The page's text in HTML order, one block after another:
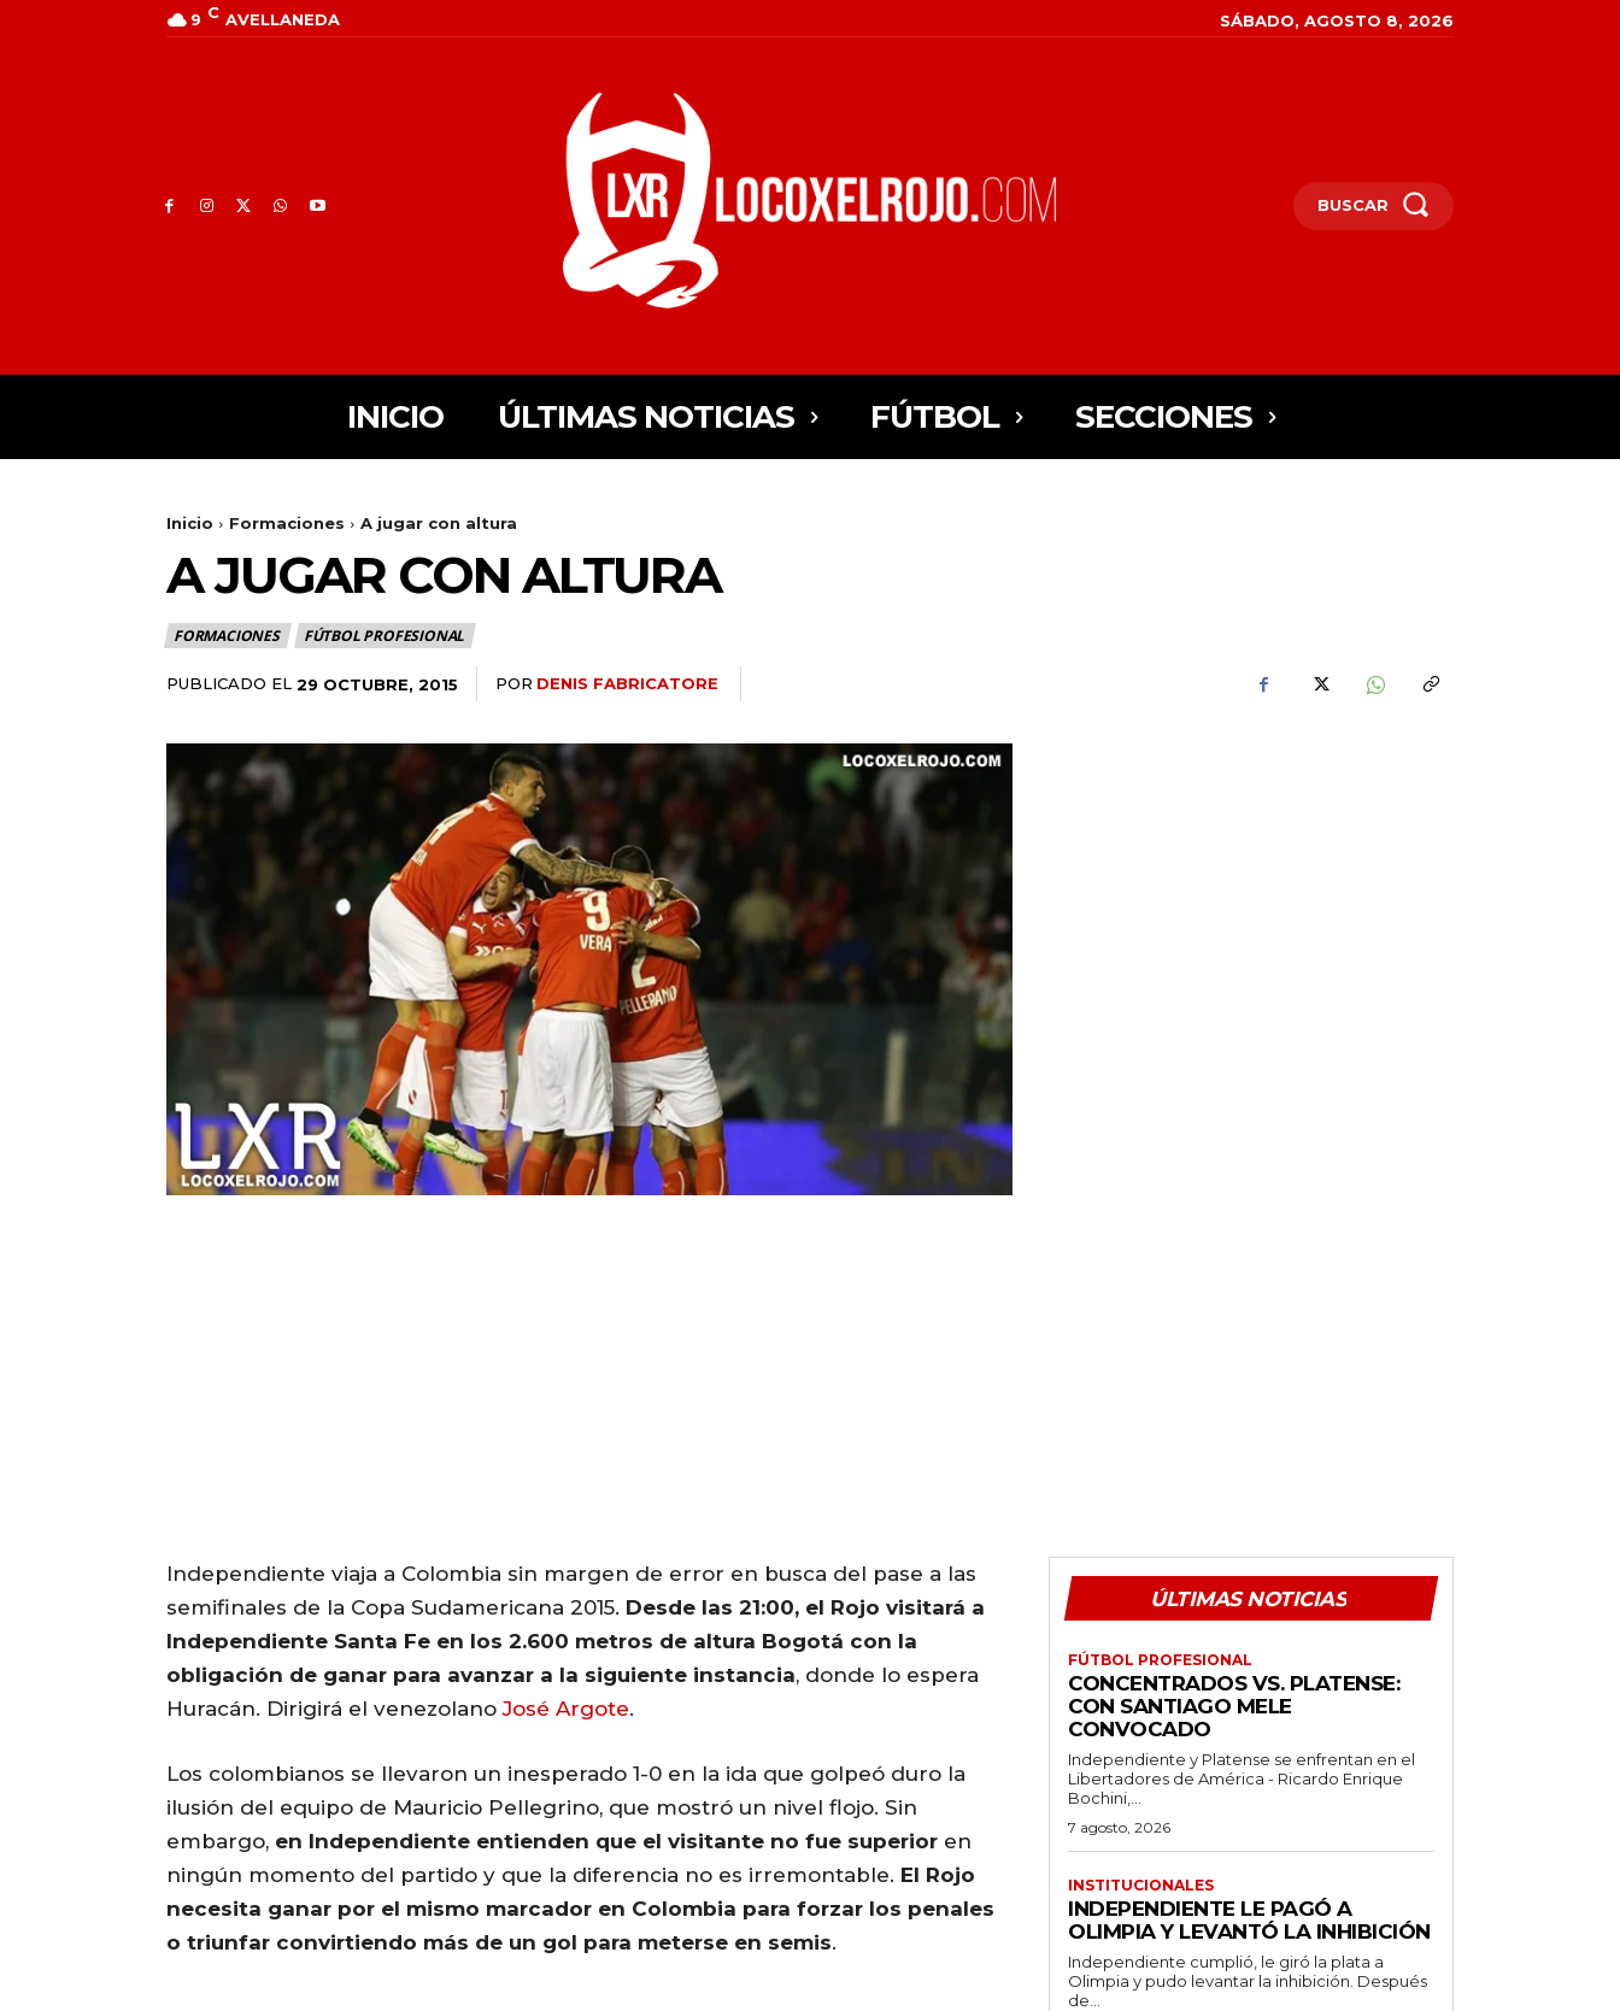
9 C AVELLANEDA SÁBADO, AGOSTO 8, 2026
BUSCAR
INICIO ÚLTIMAS NOTICIAS FÚTBOL SECCIONES
Inicio Formaciones A jugar con altura
A JUGAR CON ALTURA
FORMACIONES FÚTBOL PROFESIONAL
PUBLICADO EL 29 OCTUBRE, 2015 POR DENIS FABRICATORE
Independiente viaja a Colombia sin margen de error en busca del pase a las
semifinales de la Copa Sudamericana 2015. Desde las 21:00, el Rojo visitará a
Independiente Santa Fe en los 2.600 metros de altura Bogotá con la
obligación de ganar para avanzar a la siguiente instancia, donde lo espera
Huracán. Dirigirá el venezolanoJosé Argote.
Los colombianos se llevaron un inesperado 1-0 en la ida que golpeó duro la
ilusión del equipo de Mauricio Pellegrino, que mostró un nivel flojo. Sin
embargo, en Independiente entienden que el visitante no fue superior en
ningún momento del partido y que la diferencia no es irremontable. El Rojo
necesita ganar por el mismo marcador en Colombia para forzar los penales
o triunfar convirtiendo más de un gol para meterse en semis.
ÚLTIMAS NOTICIAS
FÚTBOL PROFESIONAL
CONCENTRADOS VS. PLATENSE:
CON SANTIAGO MELE
CONVOCADO
Independiente y Platense se enfrentan en el
Libertadores de América - Ricardo Enrique
Bochini,...
7 agosto, 2026
INSTITUCIONALES
INDEPENDIENTE LE PAGÓ A
OLIMPIA Y LEVANTÓ LA INHIBICIÓN
Independiente cumplió, le giró la plata a
Olimpia y pudo levantar la inhibición. Después
de...